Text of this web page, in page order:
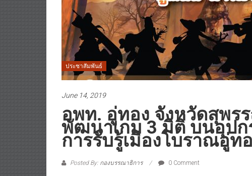
ประชาสัมพันธ์
June 14, 2019
อพท. อู่ทอง จังหวัดสุพร
พัฒนาเกม 3 มิติ บนอุปก
การรับรู้เมืองโบราณอู่ท
Posted By: กองบรรณาธิการ 0 Comment